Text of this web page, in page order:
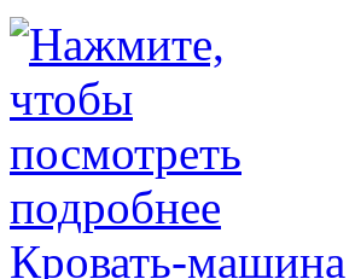
Кровать-